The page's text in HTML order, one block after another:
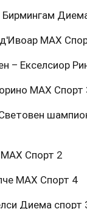
МАХ
– Екселсиор
МАХ Спорт
Спорт 2
МАХ Спорт 4
Диема спорт